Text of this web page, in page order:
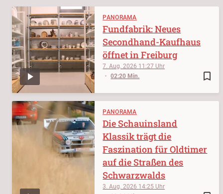
PANORAMA
bookmark_border
7. Aug. 2026 11:27
02:20 Min.
Fundfabrik: Neues
Secondhand-Kaufhaus
öffnet in Freiburg
PANORAMA
3. Aug. 2026 14:25
Die Schauinsland
Klassik trägt die
Faszination für Oldtimer
auf die Straßen des
Schwarzwalds